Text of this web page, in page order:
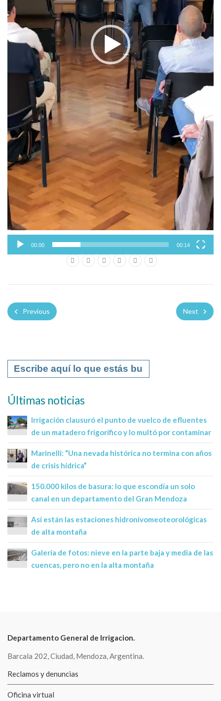
00:00 00:14
Previous Next
Últimas noticias
Irrigación clausuró el punto de vuelco de efluentes
de un matadero frigorífico y lo multó por contaminar
Marinelli: “Una nevada histórica no termina con años
de crisis hídrica”
150.000 kilos de basura: lo que escondía un solo
canal en un departamento del Gran Mendoza
Así están las estaciones hidronivomeoteorológicas
de alta montaña
Galería de fotos: nieve en la parte baja y media de las
cuencas, pero no en la alta montaña
Departamento General de Irrigacion.
Barcala 202, Ciudad, Mendoza, Argentina.
Reclamos y denuncias
Oficina virtual